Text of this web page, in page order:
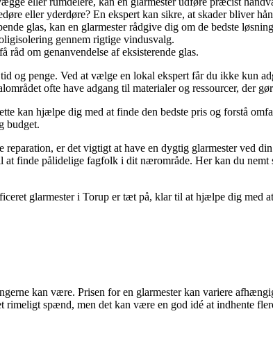
eller yderdøre? En ekspert kan sikre, at skader bliver
glas, kan en glarmester rådgive dig om de bedste
gennem rigtige vindusvalg.
om genanvendelse af eksisterende glas.
og penge. Ved at vælge en lokal ekspert får du ikke kun
ofte have adgang til materialer og ressourcer, der
kan hjælpe dig med at finde den bedste pris og forstå
budget.
er det vigtigt at have en dygtig glarmester ved
finde pålidelige fagfolk i dit nærområde. Her kan du
glarmester i Torup er tæt på, klar til at hjælpe dig med
kan være. Prisen for en glarmester kan variere
spænd, men det kan være en god idé at indhente